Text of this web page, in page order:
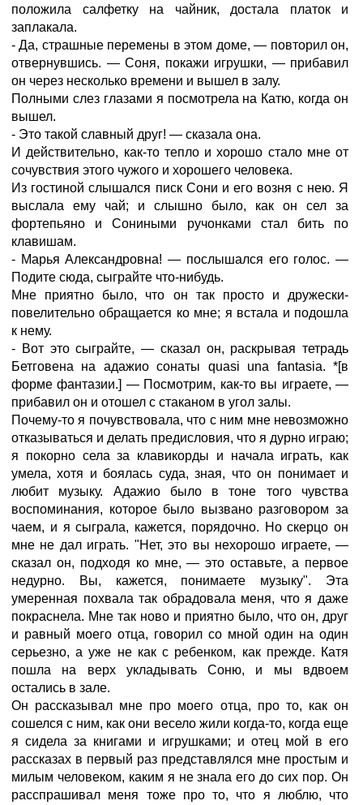
положила салфетку на чайник, достала платок и
заплакала.
- Да, страшные перемены в этом доме, — повторил он,
отвернувшись. — Соня, покажи игрушки, — прибавил
он через несколько времени и вышел в залу.
Полными слез глазами я посмотрела на Катю, когда он
вышел.
- Это такой славный друг! — сказала она.
И действительно, как-то тепло и хорошо стало мне от
сочувствия этого чужого и хорошего человека.
Из гостиной слышался писк Сони и его возня с нею. Я
выслала ему чай; и слышно было, как он сел за
фортепьяно и Сониными ручонками стал бить по
клавишам.
- Марья Александровна! — послышался его голос. —
Подите сюда, сыграйте что-нибудь.
Мне приятно было, что он так просто и дружески-
повелительно обращается ко мне; я встала и подошла
к нему.
- Вот это сыграйте, — сказал он, раскрывая тетрадь
Бетговена на адажио сонаты quasi una fantasia. *[в
форме фантазии.] — Посмотрим, как-то вы играете, —
прибавил он и отошел с стаканом в угол залы.
Почему-то я почувствовала, что с ним мне невозможно
отказываться и делать предисловия, что я дурно играю;
я покорно села за клавикорды и начала играть, как
умела, хотя и боялась суда, зная, что он понимает и
любит музыку. Адажио было в тоне того чувства
воспоминания, которое было вызвано разговором за
чаем, и я сыграла, кажется, порядочно. Но скерцо он
мне не дал играть. "Нет, это вы нехорошо играете, —
сказал он, подходя ко мне, — это оставьте, а первое
недурно. Вы, кажется, понимаете музыку". Эта
умеренная похвала так обрадовала меня, что я даже
покраснела. Мне так ново и приятно было, что он, друг
и равный моего отца, говорил со мной один на один
серьезно, а уже не как с ребенком, как прежде. Катя
пошла на верх укладывать Соню, и мы вдвоем
остались в зале.
Он рассказывал мне про моего отца, про то, как он
сошелся с ним, как они весело жили когда-то, когда еще
я сидела за книгами и игрушками; и отец мой в его
рассказах в первый раз представлялся мне простым и
милым человеком, каким я не знала его до сих пор. Он
расспрашивал меня тоже про то, что я люблю, что